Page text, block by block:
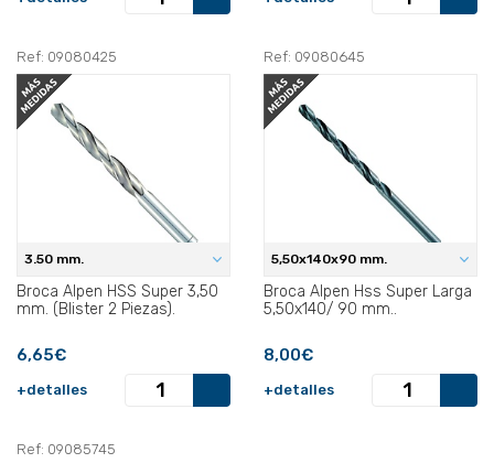
Ref: 09080425
3.50 mm.
Broca Alpen HSS Super 3,50
mm. (Blister 2 Piezas).
6,65€
+detalles
Ref: 09080645
5,50x140x90 mm.
Broca Alpen Hss Super Larga
5,50x140/ 90 mm..
8,00€
+detalles
Ref: 09085745